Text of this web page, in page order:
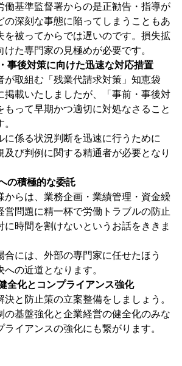
働基準監督署からの是正勧告・指導が
の深刻な事態に陥ってしまうこともあ
を被ってからでは遅いのです。損失拡
けた専門家の見極めが必要です。
事後対策に向けた迅速な対応措置
が取組む「残業代請求対策」知恵袋
掲載いたしましたが、「事前・事後対
もって早期かつ適切に対処なさること
に係る状況判断を迅速に行うために
及び判例に関する精通者が必要となり
の積極的な委託
からは、業務企画・業績管理・資金繰
営問題に精一杯で労働トラブルの防止
に時間を割けないというお話をききま
合には、外部の専門家に任せたほう
への近道となります。
全化とコンプライアンス強化
決と防止策の立案整備をしましょう。
の基盤強化と企業経営の健全化のみな
ライアンスの強化にも繋がります。